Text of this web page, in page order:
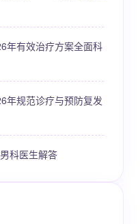
年有效治疗方案全面科
年规范诊疗与预防复发
科医生解答